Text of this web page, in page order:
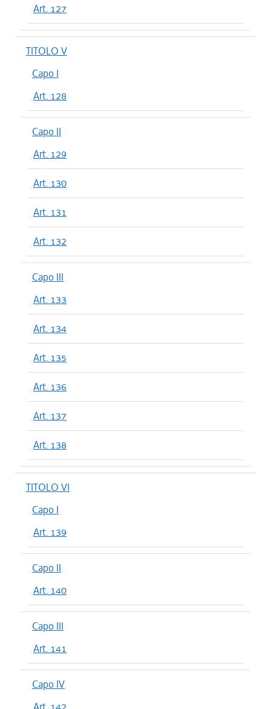
Art. 127
TITOLO V
Capo I
Art. 128
Capo II
Art. 129
Art. 130
Art. 131
Art. 132
Capo III
Art. 133
Art. 134
Art. 135
Art. 136
Art. 137
Art. 138
TITOLO VI
Capo I
Art. 139
Capo II
Art. 140
Capo III
Art. 141
Capo IV